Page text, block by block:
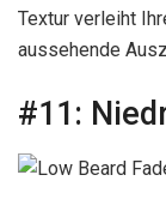
Textur verleiht
aussehende
#11: